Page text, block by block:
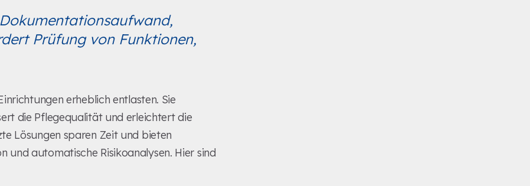
Prüfung von Funktionen,
erheblich entlasten. Sie
die Pflegequalität und erleichtert die
Lösungen sparen Zeit und bieten
automatische Risikoanalysen. Hier sind